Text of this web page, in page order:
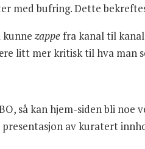
med bufring. Dette
kunnezappefra kanal til
litt mer kritisk til hva man
så kan hjem-siden bli noe
av kuratert